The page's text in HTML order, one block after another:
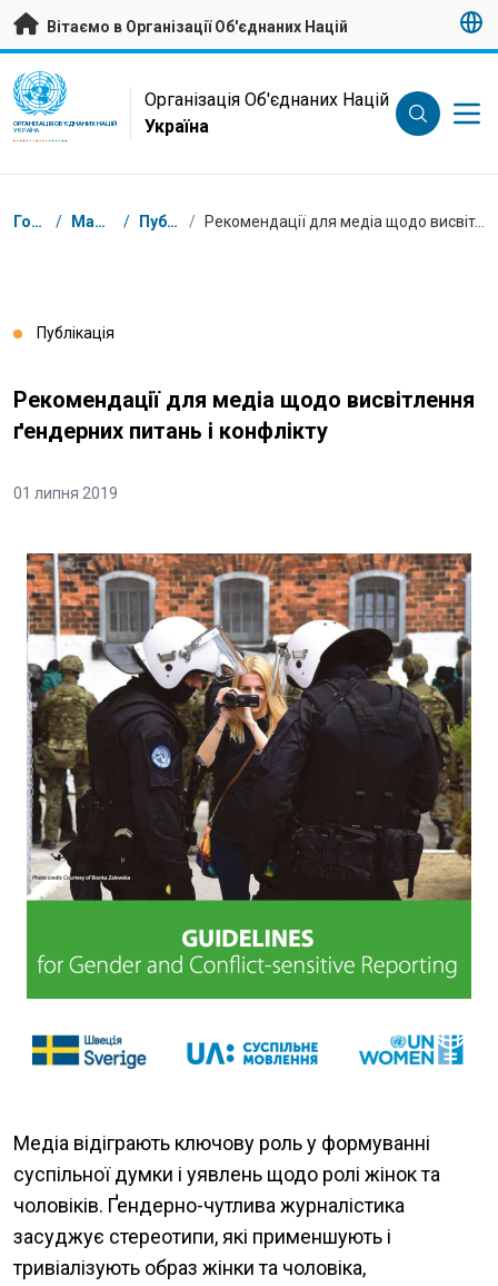
Перейти на головну сторінку
Вітаємо в Організації Об'єднаних Націй
UN Logo
ОРГАНІЗАЦІЯ ОБ'ЄДНАНИХ НАЦІЙ
УКРАЇНА
Організація Об'єднаних Націй
Україна
Низка
Головна / Матеріали / Публікації / Рекомендації для медіа щодо висвітлення ґендерних питань і конфлікту
Публікація
Рекомендації для медіа щодо висвітлення
ґендерних питань і конфлікту
01 липня 2019
Медіа відіграють ключову роль у формуванні
суспільної думки і уявлень щодо ролі жінок та
чоловіків. Ґендерно-чутлива журналістика
засуджує стереотипи, які применшують і
тривіалізують образ жінки та чоловіка,